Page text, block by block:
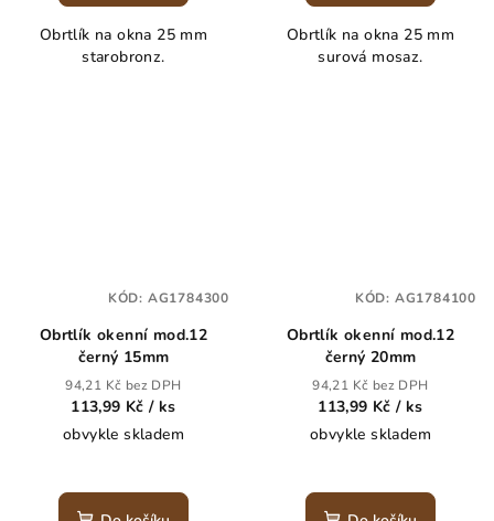
Obrtlík na okna 25 mm
starobronz.
Obrtlík na okna 25 mm
surová mosaz.
Obrtlík okenní mod.12
černý 15mm
94,21 Kč bez DPH
113,99 Kč/ ks
obvykle skladem
KÓD: AG1784300
Obrtlík okenní mod.12
černý 20mm
94,21 Kč bez DPH
113,99 Kč/ ks
obvykle skladem
KÓD: AG1784100